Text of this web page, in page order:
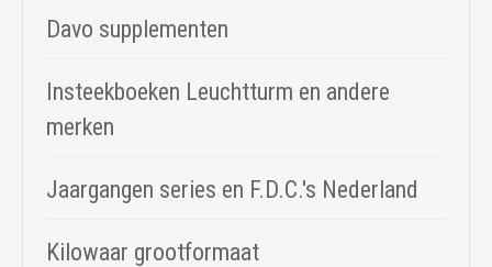
Davo supplementen
Insteekboeken Leuchtturm en andere
merken
Jaargangen series en F.D.C.'s Nederland
Kilowaar grootformaat